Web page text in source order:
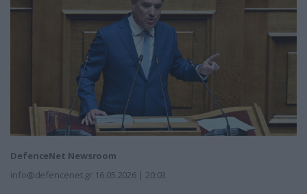
DefenceNet Newsroom
info@defencenet.gr 16.05.2026 | 20:03